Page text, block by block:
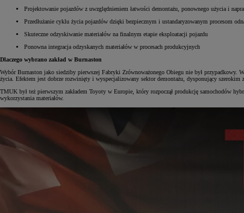
Projektowanie pojazdów z uwzględnieniem łatwości demontażu, ponownego użycia i
Przedłużanie cyklu życia pojazdów dzięki bezpiecznym i ustandaryzowanym procesom
Skuteczne odzyskiwanie materiałów na finalnym etapie eksploatacji pojazdu
Ponowna integracja odzyskanych materiałów w procesach produkcyjnych
Dlaczego wybrano zakład w Burnaston
Wybór Burnaston jako siedziby pierwszej Fabryki Zrównoważonego Obiegu nie był przypadkowy.
życia. Efektem jest dobrze rozwinięty i wyspecjalizowany sektor demontażu, dysponujący szerokim
TMUK był też pierwszym zakładem Toyoty w Europie, który rozpoczął produkcję samochodów
wykorzystania materiałów.